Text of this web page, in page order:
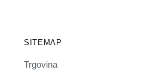
SITEMAP
Trgovina